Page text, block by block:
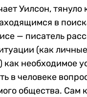
Уилсон, тянуло
в
— писатель
(как
необходимое
в человеке
общества. Сам